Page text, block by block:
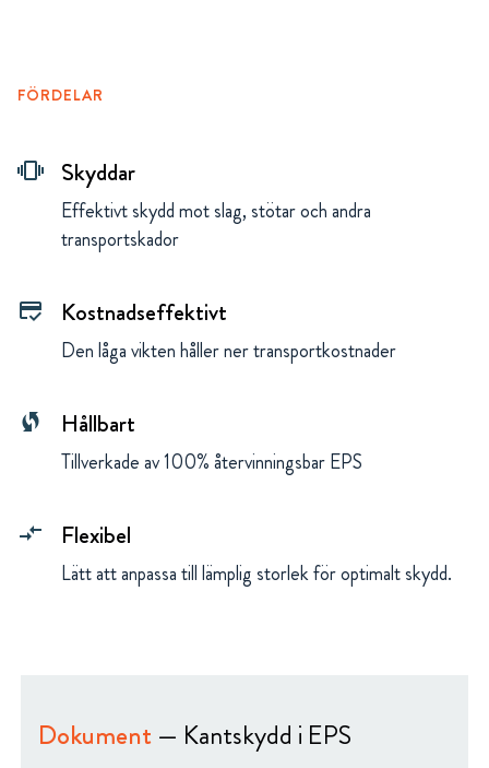
FÖRDELAR
vibration Skyddar
Effektivt skydd mot slag, stötar och andra
transportskador
credit_score Kostnadseffektivt
Den låga vikten håller ner transportkostnader
wifi_protected_setup Hållbart
Tillverkade av 100% återvinningsbar EPS
compare_arrows Flexibel
Lätt att anpassa till lämplig storlek för optimalt skydd.
Dokument— Kantskydd i EPS